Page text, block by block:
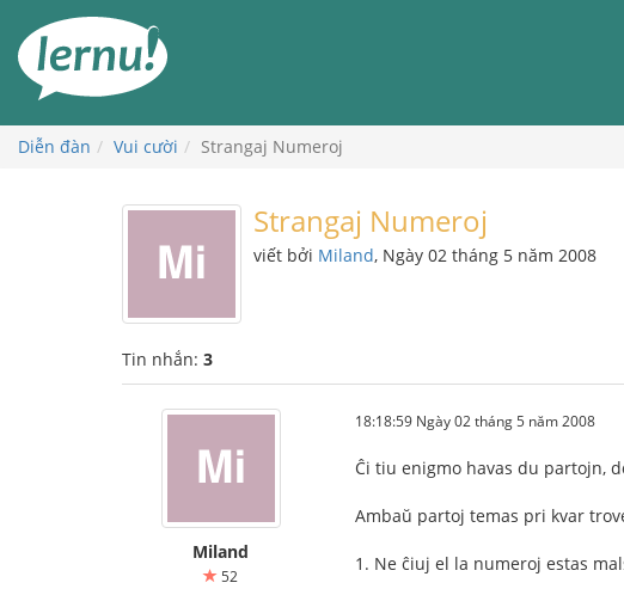
đến
phần
dung
Diễn đàn Vui cười Strangaj Numeroj
Strangaj Numeroj
viết bởi Miland, Ngày 02 tháng 5 năm 2008
Tin nhắn: 3
Miland
52
18:18:59 Ngày 02 tháng 5 năm 2008
Ĉi tiu enigmo havas du partojn,
Ambaŭ partoj temas pri kvar
1. Ne ĉiuj el la numeroj estas